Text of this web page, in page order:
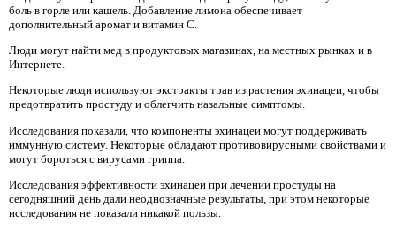
боль в горле или кашель. Добавление лимона обеспечивает
дополнительный аромат и витамин С.
Люди могут найти мед в продуктовых магазинах, на местных рынках и в
Интернете.
Некоторые люди используют экстракты трав из растения эхинацеи, чтобы
предотвратить простуду и облегчить назальные симптомы.
Исследования показали, что компоненты эхинацеи могут поддерживать
иммунную систему. Некоторые обладают противовирусными свойствами и
могут бороться с вирусами гриппа.
Исследования эффективности эхинацеи при лечении простуды на
сегодняшний день дали неоднозначные результаты, при этом некоторые
исследования не показали никакой пользы.